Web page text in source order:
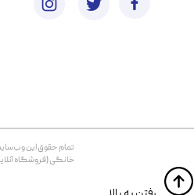
تمام حقوق اين
خانگی (فروشگاه آنلاین پت